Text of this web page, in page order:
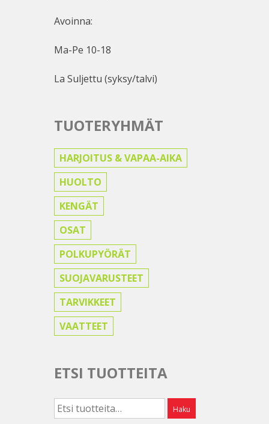
Avoinna:
Ma-Pe 10-18
La Suljettu (syksy/talvi)
TUOTERYHMÄT
HARJOITUS & VAPAA-AIKA
HUOLTO
KENGÄT
OSAT
POLKUPYÖRÄT
SUOJAVARUSTEET
TARVIKKEET
VAATTEET
ETSI TUOTTEITA
Etsi: Haku